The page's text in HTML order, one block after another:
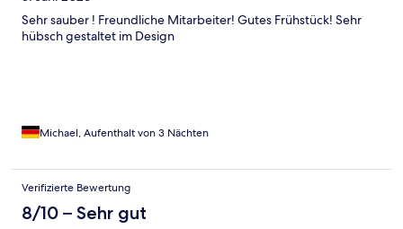
Sehr sauber ! Freundliche Mitarbeiter! Gutes Frühstück! Sehr
hübsch gestaltet im Design
Michael, Aufenthalt von 3 Nächten
Verifizierte Bewertung
8/10 – Sehr gut